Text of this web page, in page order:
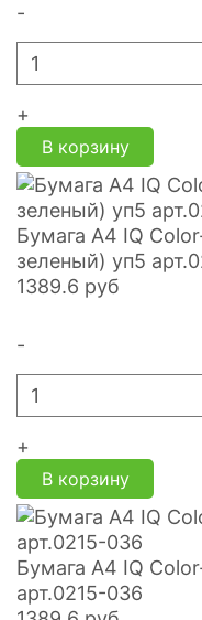
-
+
В корзину
Бумага А4 IQ
зеленый) уп5
1389.6 руб
-
+
В корзину
Бумага А4 IQ
арт.0215-036